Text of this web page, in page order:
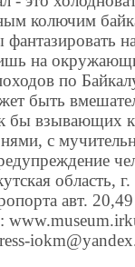
колючим
на
по
быть
бы взывающих
с
область,
авт.